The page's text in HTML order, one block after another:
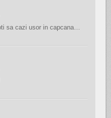
sa cazi usor in capcana…